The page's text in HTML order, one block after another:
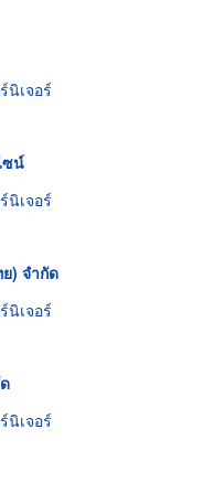
นิเจอร์
ซน์
นิเจอร์
) จำกัด
นิเจอร์
นิเจอร์